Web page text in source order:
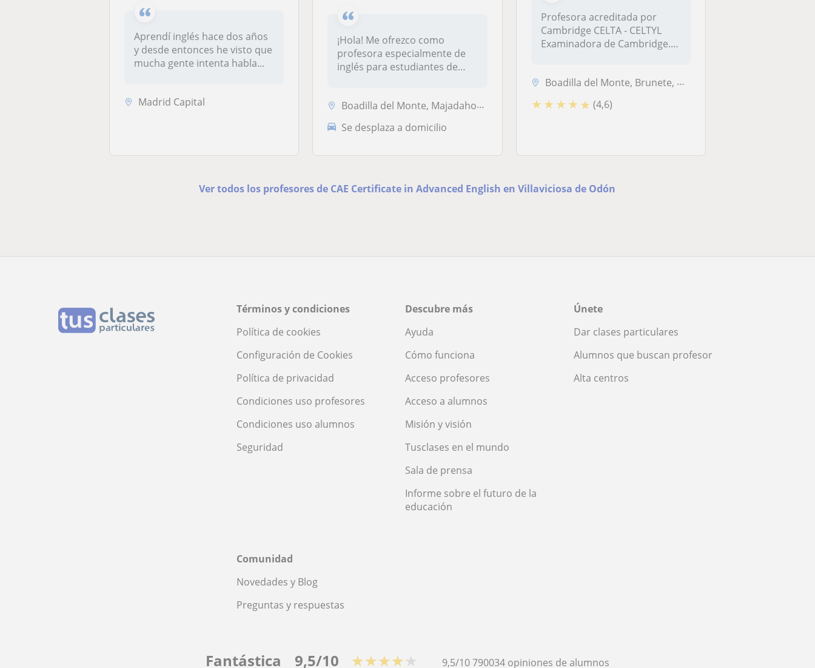
Aprendí inglés hace dos años
y desde entonces he visto que
mucha gente intenta habla...
Madrid Capital
¡Hola! Me ofrezco como
profesora especialmente de
inglés para estudiantes de
Boadilla del Monte, Majadahonda, Pozuelo de Alarcón, Villaviciosa de O...
Se desplaza a domicilio
Profesora acreditada por
Cambridge CELTA - CELTYL
Examinadora de Cambridge.
Boadilla del Monte, Brunete, Majadahonda, Pozuelo de Alarcón, Las Roza...
★ ★ ★ ★ ★ (4,6)
Ver todos los profesores de CAE Certificate in Advanced English en Villaviciosa de Odón
Términos y condiciones
Política de cookies
Configuración de Cookies
Política de privacidad
Condiciones uso profesores
Condiciones uso alumnos
Seguridad
Descubre más
Ayuda
Cómo funciona
Acceso profesores
Acceso a alumnos
Misión y visión
Tusclases en el mundo
Sala de prensa
Informe sobre el futuro de la
educación
Únete
Dar clases particulares
Alumnos que buscan profesor
Alta centros
Comunidad
Novedades y Blog
Preguntas y respuestas
Fantástica 9,5/10 ★★★★★ 9,5/10790034 opiniones de alumnos